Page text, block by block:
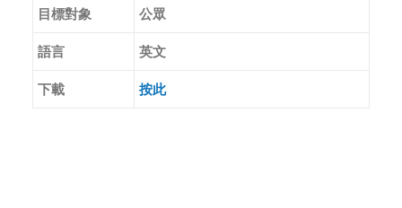
目標對象 公眾
語言 英文
下載 按此